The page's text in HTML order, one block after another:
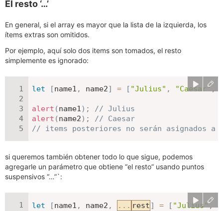
El resto ‘…’
En general, si el array es mayor que la lista de la izquierda, los
ítems extras son omitidos.
Por ejemplo, aquí solo dos items son tomados, el resto
simplemente es ignorado:
let [name1 , name2] = [ "Julius" , "Caesar" ,
alert (name1) ;
// Julius
alert (name2) ;
// Caesar
// items posteriores no serán asignados a
si queremos también obtener todo lo que sigue, podemos
agregarle un parámetro que obtiene “el resto” usando puntos
suspensivos “…”`:
let [name1 , name2 , ... rest ] = [ "Julius",